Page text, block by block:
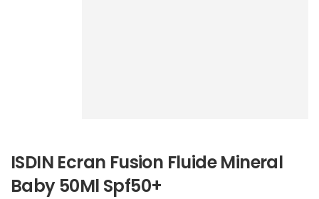
ISDIN Ecran Fusion Fluide Mineral
Baby 50Ml Spf50+